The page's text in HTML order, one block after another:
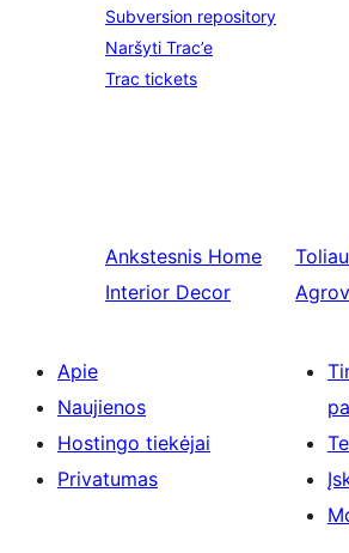
Subversion repository
Naršyti Trac’e
Trac tickets
Ankstesnis Home
Interior Decor
Toliau
Apie
Naujienos
Hostingo tiekėjai
Privatumas